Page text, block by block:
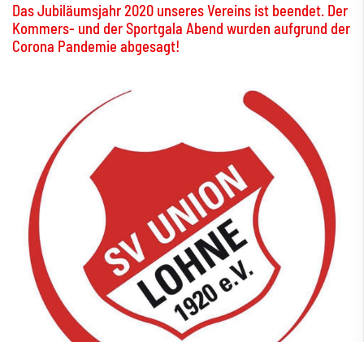
Das Jubiläumsjahr 2020 unseres Vereins ist beendet. Der
Kommers- und der Sportgala Abend wurden aufgrund der
Corona Pandemie abgesagt!